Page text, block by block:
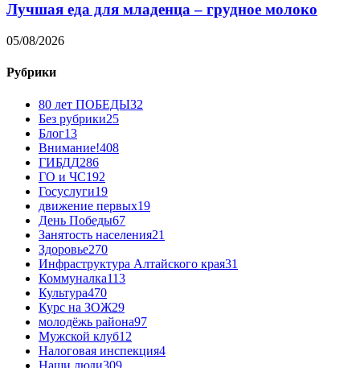
Лучшая еда для младенца – грудное молоко
05/08/2026
Рубрики
80 лет ПОБЕДЫ32
Без рубрики25
Блог13
Внимание!408
ГИБДД286
ГО и ЧС192
Госуслуги19
движение первых19
День Победы67
Занятость населения21
Здоровье270
Инфраструктура Алтайского края31
Коммуналка113
Культура470
Курс на ЗОЖ29
молодёжь района97
Мужской клуб12
Налоговая инспекция4
Наши люди309